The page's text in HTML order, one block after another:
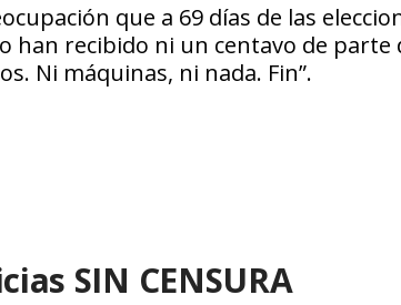
que a 69 días de las
han recibido ni un centavo de parte
Ni máquinas, ni nada. Fin”.
SIN CENSURA